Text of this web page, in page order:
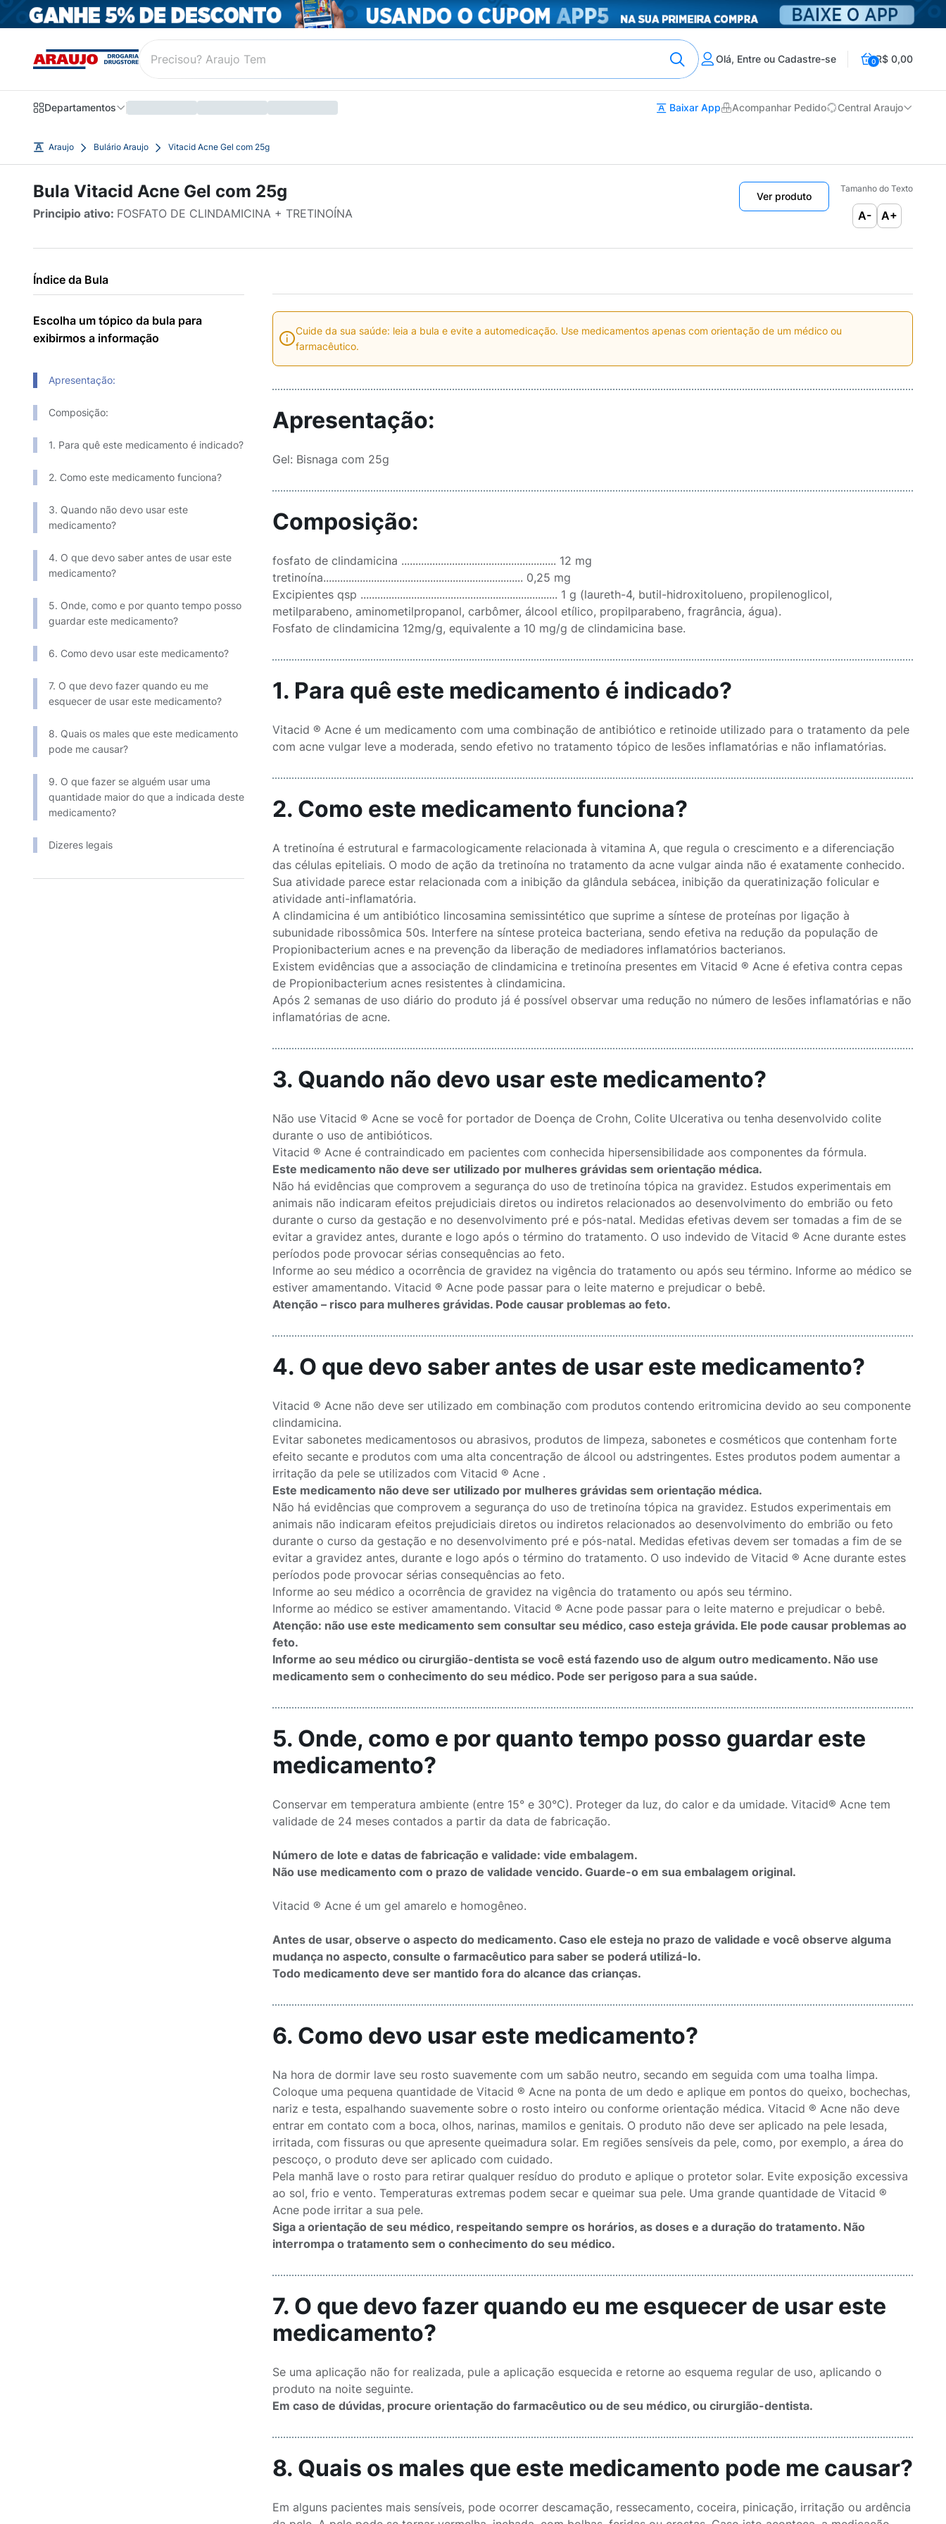
Olá, Entre ou Cadastre-se 0R$ 0,00
Departamentos Baixar App Acompanhar Pedido Central Araujo
Araujo Bulário Araujo Vitacid Acne Gel com 25g
Bula Vitacid Acne Gel com 25g
Principio ativo: FOSFATO DE CLINDAMICINA + TRETINOÍNA
Ver produto
Tamanho do Texto
A- A+
Índice da Bula
Escolha um tópico da bula para
exibirmos a informação
Apresentação:
Composição:
1. Para quê este medicamento é indicado?
2. Como este medicamento funciona?
3. Quando não devo usar este
medicamento?
4. O que devo saber antes de usar este
medicamento?
5. Onde, como e por quanto tempo posso
guardar este medicamento?
6. Como devo usar este medicamento?
7. O que devo fazer quando eu me
esquecer de usar este medicamento?
8. Quais os males que este medicamento
pode me causar?
9. O que fazer se alguém usar uma
quantidade maior do que a indicada deste
medicamento?
Dizeres legais
Cuide da sua saúde: leia a bula e evite a automedicação. Use medicamentos apenas com orientação de um médico ou
farmacêutico.
Apresentação:
Gel: Bisnaga com 25g
Composição:
fosfato de clindamicina ....................................................... 12 mg
tretinoína....................................................................... 0,25 mg
Excipientes qsp ...................................................................... 1 g (laureth-4, butil-hidroxitolueno, propilenoglicol,
metilparabeno, aminometilpropanol, carbômer, álcool etílico, propilparabeno, fragrância, água).
Fosfato de clindamicina 12mg/g, equivalente a 10 mg/g de clindamicina base.
1. Para quê este medicamento é indicado?
Vitacid ® Acne é um medicamento com uma combinação de antibiótico e retinoide utilizado para o tratamento da pele
com acne vulgar leve a moderada, sendo efetivo no tratamento tópico de lesões inflamatórias e não inflamatórias.
2. Como este medicamento funciona?
A tretinoína é estrutural e farmacologicamente relacionada à vitamina A, que regula o crescimento e a diferenciação
das células epiteliais. O modo de ação da tretinoína no tratamento da acne vulgar ainda não é exatamente conhecido.
Sua atividade parece estar relacionada com a inibição da glândula sebácea, inibição da queratinização folicular e
atividade anti-inflamatória.
A clindamicina é um antibiótico lincosamina semissintético que suprime a síntese de proteínas por ligação à
subunidade ribossômica 50s. Interfere na síntese proteica bacteriana, sendo efetiva na redução da população de
Propionibacterium acnes e na prevenção da liberação de mediadores inflamatórios bacterianos.
Existem evidências que a associação de clindamicina e tretinoína presentes em Vitacid ® Acne é efetiva contra cepas
de Propionibacterium acnes resistentes à clindamicina.
Após 2 semanas de uso diário do produto já é possível observar uma redução no número de lesões inflamatórias e não
inflamatórias de acne.
3. Quando não devo usar este medicamento?
Não use Vitacid ® Acne se você for portador de Doença de Crohn, Colite Ulcerativa ou tenha desenvolvido colite
durante o uso de antibióticos.
Vitacid ® Acne é contraindicado em pacientes com conhecida hipersensibilidade aos componentes da fórmula.
Este medicamento não deve ser utilizado por mulheres grávidas sem orientação médica.
Não há evidências que comprovem a segurança do uso de tretinoína tópica na gravidez. Estudos experimentais em
animais não indicaram efeitos prejudiciais diretos ou indiretos relacionados ao desenvolvimento do embrião ou feto
durante o curso da gestação e no desenvolvimento pré e pós-natal. Medidas efetivas devem ser tomadas a fim de se
evitar a gravidez antes, durante e logo após o término do tratamento. O uso indevido de Vitacid ® Acne durante estes
períodos pode provocar sérias consequências ao feto.
Informe ao seu médico a ocorrência de gravidez na vigência do tratamento ou após seu término. Informe ao médico se
estiver amamentando. Vitacid ® Acne pode passar para o leite materno e prejudicar o bebê.
Atenção – risco para mulheres grávidas. Pode causar problemas ao feto.
4. O que devo saber antes de usar este medicamento?
Vitacid ® Acne não deve ser utilizado em combinação com produtos contendo eritromicina devido ao seu componente
clindamicina.
Evitar sabonetes medicamentosos ou abrasivos, produtos de limpeza, sabonetes e cosméticos que contenham forte
efeito secante e produtos com uma alta concentração de álcool ou adstringentes. Estes produtos podem aumentar a
irritação da pele se utilizados com Vitacid ® Acne .
Este medicamento não deve ser utilizado por mulheres grávidas sem orientação médica.
Não há evidências que comprovem a segurança do uso de tretinoína tópica na gravidez. Estudos experimentais em
animais não indicaram efeitos prejudiciais diretos ou indiretos relacionados ao desenvolvimento do embrião ou feto
durante o curso da gestação e no desenvolvimento pré e pós-natal. Medidas efetivas devem ser tomadas a fim de se
evitar a gravidez antes, durante e logo após o término do tratamento. O uso indevido de Vitacid ® Acne durante estes
períodos pode provocar sérias consequências ao feto.
Informe ao seu médico a ocorrência de gravidez na vigência do tratamento ou após seu término.
Informe ao médico se estiver amamentando. Vitacid ® Acne pode passar para o leite materno e prejudicar o bebê.
Atenção: não use este medicamento sem consultar seu médico, caso esteja grávida. Ele pode causar problemas ao
feto.
Informe ao seu médico ou cirurgião-dentista se você está fazendo uso de algum outro medicamento. Não use
medicamento sem o conhecimento do seu médico. Pode ser perigoso para a sua saúde.
5. Onde, como e por quanto tempo posso guardar este
medicamento?
Conservar em temperatura ambiente (entre 15° e 30°C). Proteger da luz, do calor e da umidade. Vitacid® Acne tem
validade de 24 meses contados a partir da data de fabricação.
Número de lote e datas de fabricação e validade: vide embalagem.
Não use medicamento com o prazo de validade vencido. Guarde-o em sua embalagem original.
Vitacid ® Acne é um gel amarelo e homogêneo.
Antes de usar, observe o aspecto do medicamento. Caso ele esteja no prazo de validade e você observe alguma
mudança no aspecto, consulte o farmacêutico para saber se poderá utilizá-lo.
Todo medicamento deve ser mantido fora do alcance das crianças.
6. Como devo usar este medicamento?
Na hora de dormir lave seu rosto suavemente com um sabão neutro, secando em seguida com uma toalha limpa.
Coloque uma pequena quantidade de Vitacid ® Acne na ponta de um dedo e aplique em pontos do queixo, bochechas,
nariz e testa, espalhando suavemente sobre o rosto inteiro ou conforme orientação médica. Vitacid ® Acne não deve
entrar em contato com a boca, olhos, narinas, mamilos e genitais. O produto não deve ser aplicado na pele lesada,
irritada, com fissuras ou que apresente queimadura solar. Em regiões sensíveis da pele, como, por exemplo, a área do
pescoço, o produto deve ser aplicado com cuidado.
Pela manhã lave o rosto para retirar qualquer resíduo do produto e aplique o protetor solar. Evite exposição excessiva
ao sol, frio e vento. Temperaturas extremas podem secar e queimar sua pele. Uma grande quantidade de Vitacid ®
Acne pode irritar a sua pele.
Siga a orientação de seu médico, respeitando sempre os horários, as doses e a duração do tratamento. Não
interrompa o tratamento sem o conhecimento do seu médico.
7. O que devo fazer quando eu me esquecer de usar este
medicamento?
Se uma aplicação não for realizada, pule a aplicação esquecida e retorne ao esquema regular de uso, aplicando o
produto na noite seguinte.
Em caso de dúvidas, procure orientação do farmacêutico ou de seu médico, ou cirurgião-dentista.
8. Quais os males que este medicamento pode me causar?
Em alguns pacientes mais sensíveis, pode ocorrer descamação, ressecamento, coceira, pinicação, irritação ou ardência